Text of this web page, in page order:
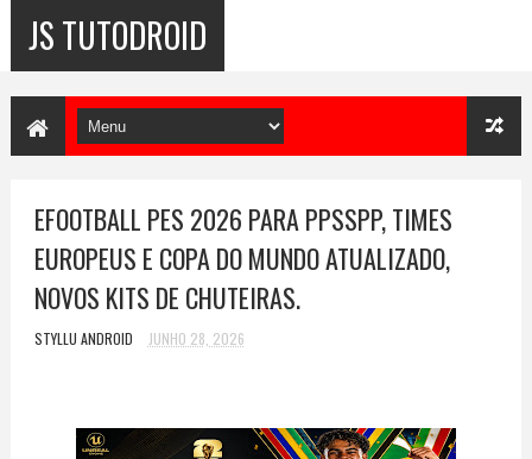
JS TUTODROID
EFOOTBALL PES 2026 PARA PPSSPP, TIMES
EUROPEUS E COPA DO MUNDO ATUALIZADO,
NOVOS KITS DE CHUTEIRAS.
STYLLU ANDROID JUNHO 28, 2026